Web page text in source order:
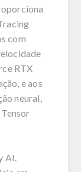
com
RTX
e aos
neural,
AI.